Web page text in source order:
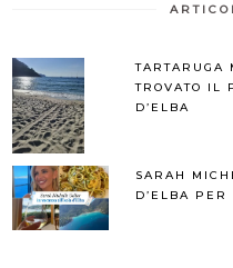
TARTARUGA
TROVATO IL
D’ELBA
SARAH
D’ELBA